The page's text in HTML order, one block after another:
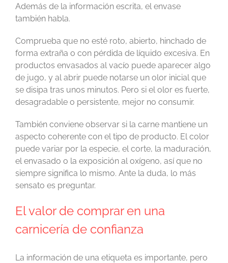
Además de la información escrita, el envase
también habla.
Comprueba que no esté roto, abierto, hinchado de
forma extraña o con pérdida de líquido excesiva. En
productos envasados al vacío puede aparecer algo
de jugo, y al abrir puede notarse un olor inicial que
se disipa tras unos minutos. Pero si el olor es fuerte,
desagradable o persistente, mejor no consumir.
También conviene observar si la carne mantiene un
aspecto coherente con el tipo de producto. El color
puede variar por la especie, el corte, la maduración,
el envasado o la exposición al oxígeno, así que no
siempre significa lo mismo. Ante la duda, lo más
sensato es preguntar.
El valor de comprar en una
carnicería de confianza
La información de una etiqueta es importante, pero